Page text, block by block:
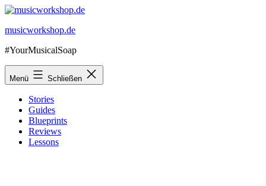
Zum
springen
musicworkshop.de
#YourMusicalSoap
Menü Schließen
Stories
Guides
Blueprints
Reviews
Lessons